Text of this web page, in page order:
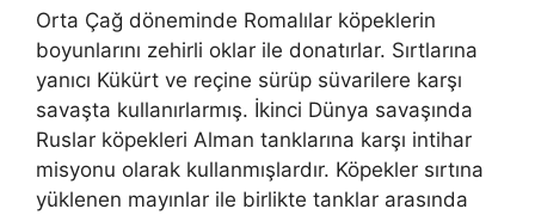
Orta Çağ döneminde Romalılar köpeklerin
boyunlarını zehirli oklar ile donatırlar. Sırtlarına
yanıcı Kükürt ve reçine sürüp süvarilere karşı
savaşta kullanırlarmış. İkinci Dünya savaşında
Ruslar köpekleri Alman tanklarına karşı intihar
misyonu olarak kullanmışlardır. Köpekler sırtına
yüklenen mayınlar ile birlikte tanklar arasında